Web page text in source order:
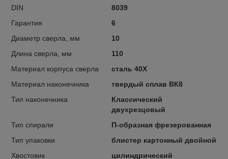
DIN
8039
Гарантия
6
Диаметр сверла, мм
10
Длина сверла, мм
110
Материал корпуса сверла
сталь 40Х
Материал наконечника
твердый сплав ВК8
Тип наконечника
Классический
двухрезцовый
Тип спирали
П-образная фрезерованная
Тип упаковки
блистер картонный двойной
Хвостовик
цилиндрический